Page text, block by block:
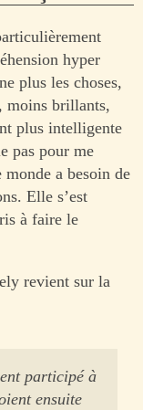
hyper
plus les choses,
moins brillants,
plus intelligente
pas pour me
a besoin de
Elle s’est
à faire le
revient sur la
participé à
ensuite